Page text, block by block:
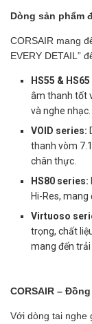
Dòng sản phẩm
CORSAIR mang
EVERY DETAIL”
HS55 &
âm thanh tốt
và nghe nhạc.
VOID series:
thanh vòm
chân thực.
HS80 series:
Hi-Res, mang
Virtuoso
trọng, chất
mang đến
CORSAIR –
Với dòng tai nghe